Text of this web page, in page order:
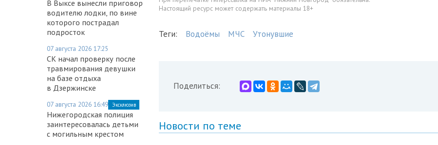
В Выксе вынесли приговор
водителю лодки, по вине
которого пострадал
подросток
07 августа 2026 17:25
СК начал проверку после
травмирования девушки
на базе отдыха
в Дзержинске
07 августа 2026 16:49 Эксклюзив
Нижегородская полиция
заинтересовалась детьми
с могильным крестом
Настоящий ресурс может содержать материалы 18+
Теги: Водоёмы МЧС Утонувшие
Поделиться:
Новости по теме